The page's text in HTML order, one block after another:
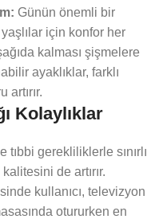
Günün önemli bir
için konfor her
kalması şişmelere
ayaklıklar, farklı
Kolaylıklar
gerekliliklerle sınırlı
de artırır.
kullanıcı, televizyon
otururken en